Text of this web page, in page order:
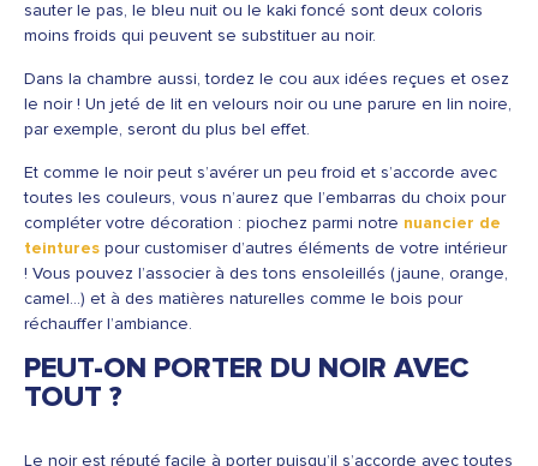
sauter le pas, le bleu nuit ou le kaki foncé sont deux coloris
moins froids qui peuvent se substituer au noir.
Dans la chambre aussi, tordez le cou aux idées reçues et osez
le noir ! Un jeté de lit en velours noir ou une parure en lin noire,
par exemple, seront du plus bel effet.
Et comme le noir peut s’avérer un peu froid et s’accorde avec
toutes les couleurs, vous n’aurez que l’embarras du choix pour
compléter votre décoration : piochez parmi notre nuancier de
teintures pour customiser d’autres éléments de votre intérieur
! Vous pouvez l’associer à des tons ensoleillés (jaune, orange,
camel…) et à des matières naturelles comme le bois pour
réchauffer l’ambiance.
PEUT-ON PORTER DU NOIR AVEC
TOUT ?
Le noir est réputé facile à porter puisqu’il s’accorde avec toutes